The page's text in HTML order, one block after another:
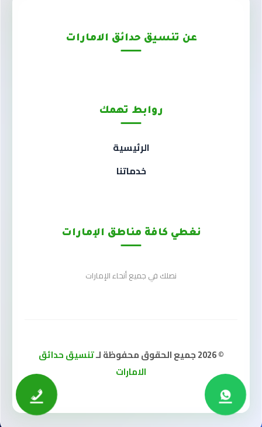
عن تنسيق حدائق الامارات
روابط تهمك
الرئيسية
خدماتنا
نغطي كافة مناطق الإمارات
نصلك في جميع أنحاء الإمارات
© 2026 جميع الحقوق محفوظة لـ
تنسيق حدائق
الامارات